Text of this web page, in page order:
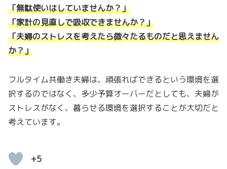
「無駄使いはしていませんか？」
「家計の見直しで吸収できませんか？」
「夫婦のストレスを考えたら微々たるものだと思えません
か？」
フルタイム共働き夫婦は、頑張ればできるという環境を選
択するのではなく、多少予算オーバーだとしても、夫婦が
ストレスがなく、暮らせる環境を選択することが大切だと
考えています。
+5